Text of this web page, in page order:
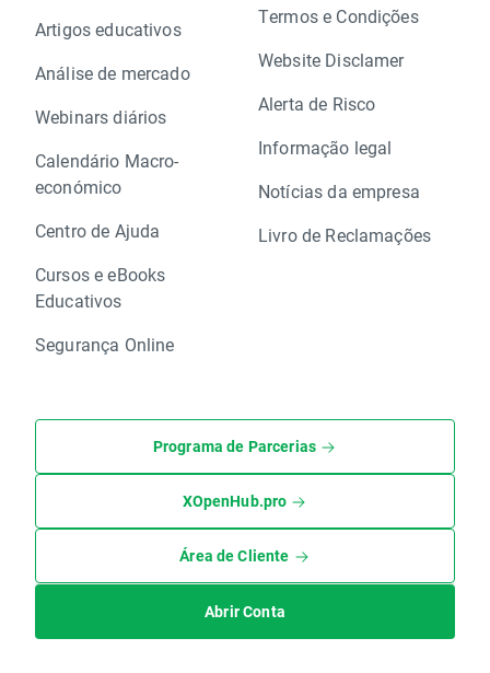
Artigos educativos
Análise de mercado
Webinars diários
Calendário Macro-
económico
Centro de Ajuda
Cursos e eBooks
Educativos
Segurança Online
Termos e Condições
Website Disclamer
Alerta de Risco
Informação legal
Notícias da empresa
Livro de Reclamações
Programa de Parcerias
XOpenHub.pro
Área de Cliente
Abrir Conta